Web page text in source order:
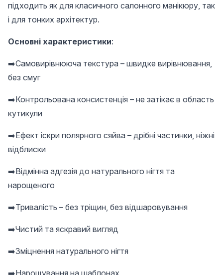
підходить як для класичного салонного манікюру, так
і для тонких архітектур.
Основні характеристики:
➡️Самовирівнююча текстура – ​​швидке вирівнювання,
без смуг
➡️Контрольована консистенція – не затікає в область
кутикули
➡️Ефект іскри полярного сяйва – дрібні частинки, ніжні
відблиски
➡️Відмінна адгезія до натурального нігтя та
нарощеного
➡️Тривалість – без тріщин, без відшаровування
➡️Чистий та яскравий вигляд
➡️Зміцнення натурального нігтя
➡️Нарощування на шаблонах